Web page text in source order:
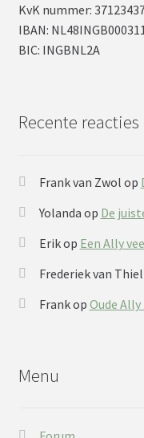
KvK nummer:
IBAN:
BIC: INGBNL2A
Recente reacties
Frank van Zwol op
Yolanda op De
Erikop Een Ally
Frederiek van Thiel
Frankop Oude
Menu